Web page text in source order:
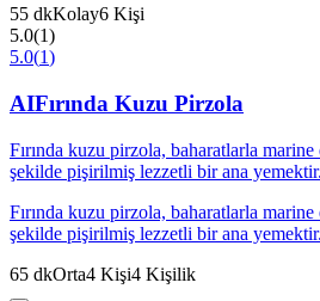
55 dkKolay6 Kişi
5.0(1)
5.0(1)
AIFırında Kuzu Pirzola
Fırında kuzu pirzola, baharatlarla
şekilde pişirilmiş lezzetli bir ana yemektir.
Fırında kuzu pirzola, baharatlarla
şekilde pişirilmiş lezzetli bir ana yemektir.
65 dkOrta4 Kişi4 Kişilik